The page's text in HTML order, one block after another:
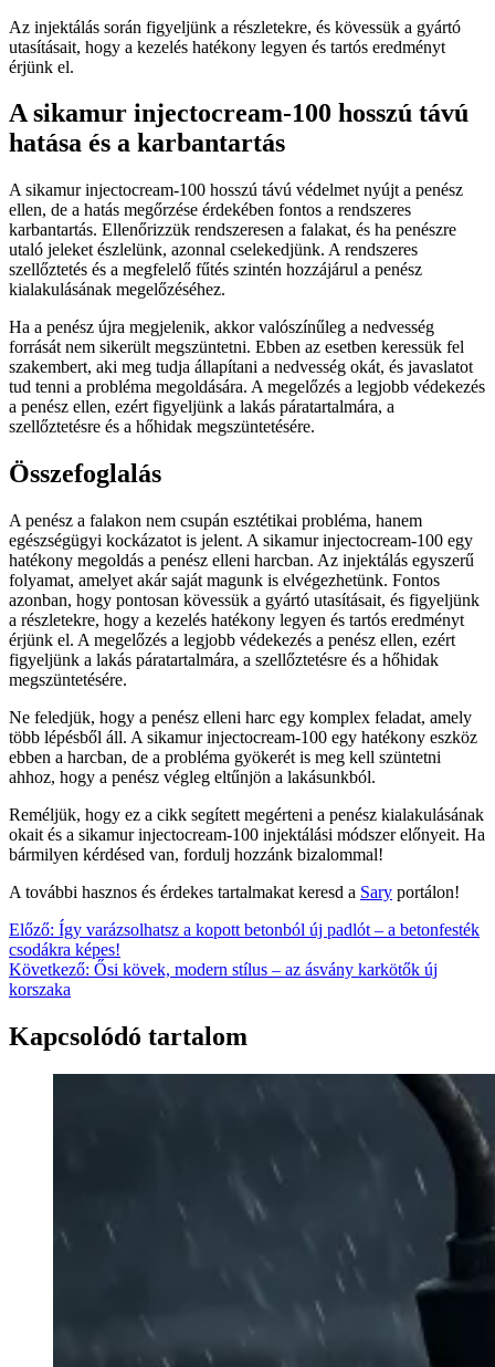
Az injektálás során figyeljünk a részletekre, és kövessük a gyártó
utasításait, hogy a kezelés hatékony legyen és tartós eredményt
érjünk el.
A sikamur injectocream-100 hosszú távú
hatása és a karbantartás
A sikamur injectocream-100 hosszú távú védelmet nyújt a penész
ellen, de a hatás megőrzése érdekében fontos a rendszeres
karbantartás. Ellenőrizzük rendszeresen a falakat, és ha penészre
utaló jeleket észlelünk, azonnal cselekedjünk. A rendszeres
szellőztetés és a megfelelő fűtés szintén hozzájárul a penész
kialakulásának megelőzéséhez.
Ha a penész újra megjelenik, akkor valószínűleg a nedvesség
forrását nem sikerült megszüntetni. Ebben az esetben keressük fel
szakembert, aki meg tudja állapítani a nedvesség okát, és javaslatot
tud tenni a probléma megoldására. A megelőzés a legjobb védekezés
a penész ellen, ezért figyeljünk a lakás páratartalmára, a
szellőztetésre és a hőhidak megszüntetésére.
Összefoglalás
A penész a falakon nem csupán esztétikai probléma, hanem
egészségügyi kockázatot is jelent. A sikamur injectocream-100 egy
hatékony megoldás a penész elleni harcban. Az injektálás egyszerű
folyamat, amelyet akár saját magunk is elvégezhetünk. Fontos
azonban, hogy pontosan kövessük a gyártó utasításait, és figyeljünk
a részletekre, hogy a kezelés hatékony legyen és tartós eredményt
érjünk el. A megelőzés a legjobb védekezés a penész ellen, ezért
figyeljünk a lakás páratartalmára, a szellőztetésre és a hőhidak
megszüntetésére.
Ne feledjük, hogy a penész elleni harc egy komplex feladat, amely
több lépésből áll. A sikamur injectocream-100 egy hatékony eszköz
ebben a harcban, de a probléma gyökerét is meg kell szüntetni
ahhoz, hogy a penész végleg eltűnjön a lakásunkból.
Reméljük, hogy ez a cikk segített megérteni a penész kialakulásának
okait és a sikamur injectocream-100 injektálási módszer előnyeit. Ha
bármilyen kérdésed van, fordulj hozzánk bizalommal!
A további hasznos és érdekes tartalmakat keresd a Sary portálon!
Bejegyzés
navigáció
Előző: Így varázsolhatsz a kopott betonból új padlót – a betonfesték
csodákra képes!
Következő: Ősi kövek, modern stílus – az ásvány karkötők új
korszaka
Kapcsolódó tartalom